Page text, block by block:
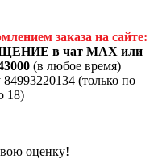
заказа на сайте:
в чат MAX или
(в любое время)
(только по
18)
оценку!